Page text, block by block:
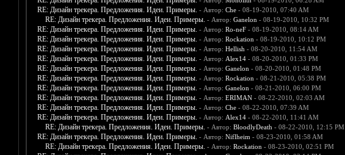
RE: Дизайн трекера. Предложения. Идеи. Примеры. - Автор: Che- 08-19-2010, 07:40 AM
RE: Дизайн трекера. Предложения. Идеи. Примеры. - Автор: Ganelon - 08-19-2010, 10:32 PM
RE: Дизайн трекера. Предложения. Идеи. Примеры. - Автор: Ro-neF- 08-19-2010, 08:14 AM
RE: Дизайн трекера. Предложения. Идеи. Примеры. - Автор: Rockation - 08-19-2010, 10:12 PM
RE: Дизайн трекера. Предложения. Идеи. Примеры. - Автор: Hellish - 08-20-2010, 11:54 AM
RE: Дизайн трекера. Предложения. Идеи. Примеры. - Автор: Alex14- 08-20-2010, 01:33 PM
RE: Дизайн трекера. Предложения. Идеи. Примеры. - Автор: Ganelon - 08-20-2010, 01:48 PM
RE: Дизайн трекера. Предложения. Идеи. Примеры. - Автор: Rockation - 08-21-2010, 05:38 PM
RE: Дизайн трекера. Предложения. Идеи. Примеры. - Автор: Ganelon - 08-21-2010, 06:00 PM
RE: Дизайн трекера. Предложения. Идеи. Примеры. - Автор: ERIMAN- 08-22-2010, 02:03 AM
RE: Дизайн трекера. Предложения. Идеи. Примеры. - Автор: Che- 08-22-2010, 07:39 AM
RE: Дизайн трекера. Предложения. Идеи. Примеры. - Автор: Alex14- 08-22-2010, 11:41 AM
RE: Дизайн трекера. Предложения. Идеи. Примеры. - Автор: BloodlyDeath - 08-22-2010, 12:15 PM
RE: Дизайн трекера. Предложения. Идеи. Примеры. - Автор: Niflheim - 08-23-2010, 01:58 AM
RE: Дизайн трекера. Предложения. Идеи. Примеры. - Автор: Rockation - 08-23-2010, 02:51 PM